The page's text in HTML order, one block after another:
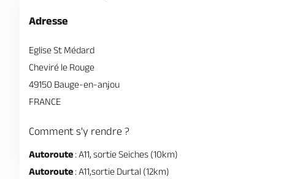
Adresse
Eglise St Médard
Cheviré le Rouge
49150 Bauge-en-anjou
FRANCE
Comment s'y rendre ?
Autoroute : A11, sortie Seiches (10km)
Autoroute : A11,sortie Durtal (12km)